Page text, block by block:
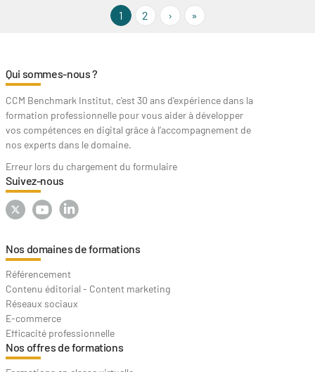
1 2 ››› » Last »
Qui sommes-nous ?
CCM Benchmark Institut, c'est 30 ans d'expérience dans la
formation professionnelle pour vous aider à développer
vos compétences en digital grâce à l’accompagnement de
nos experts dans le domaine.
Erreur lors du chargement du formulaire
Suivez-nous
Nos domaines de formations
Référencement
Contenu éditorial - Content marketing
Réseaux sociaux
E-commerce
Efficacité professionnelle
Nos offres de formations